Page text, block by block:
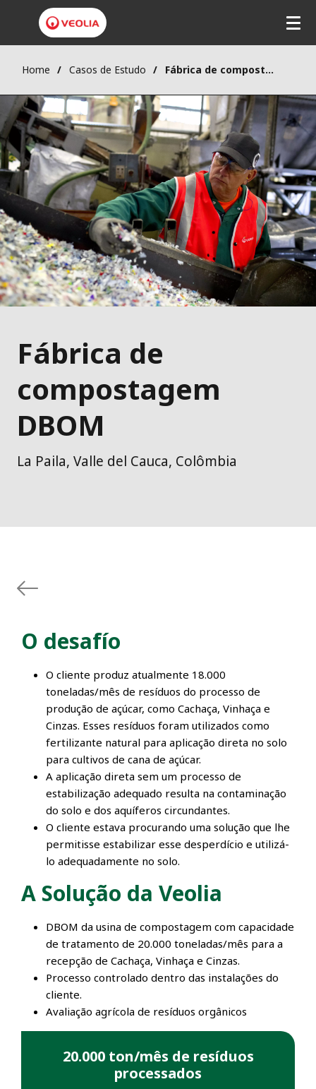
Home Casos de Estudo Fábrica de compostagem DBOM
Fábrica de
compostagem
DBOM
La Paila, Valle del Cauca, Colômbia
O desafío
O cliente produz atualmente 18.000
toneladas/mês de resíduos do processo de
produção de açúcar, como Cachaça, Vinhaça e
Cinzas. Esses resíduos foram utilizados como
fertilizante natural para aplicação direta no solo
para cultivos de cana de açúcar.
A aplicação direta sem um processo de
estabilização adequado resulta na contaminação
do solo e dos aquíferos circundantes.
O cliente estava procurando uma solução que lhe
permitisse estabilizar esse desperdício e utilizá-
lo adequadamente no solo.
A Solução da Veolia
DBOM da usina de compostagem com capacidade
de tratamento de 20.000 toneladas/mês para a
recepção de Cachaça, Vinhaça e Cinzas.
Processo controlado dentro das instalações do
cliente.
Avaliação agrícola de resíduos orgânicos
20.000 ton/mês de resíduos
processados